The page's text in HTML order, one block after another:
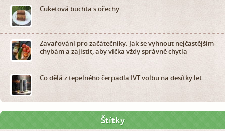
Cuketová buchta s ořechy
Zavařování pro začátečníky: Jak se vyhnout nejčastějším
chybám a zajistit, aby víčka vždy správně chytla
Co dělá z tepelného čerpadla IVT volbu na desítky let
Štítky